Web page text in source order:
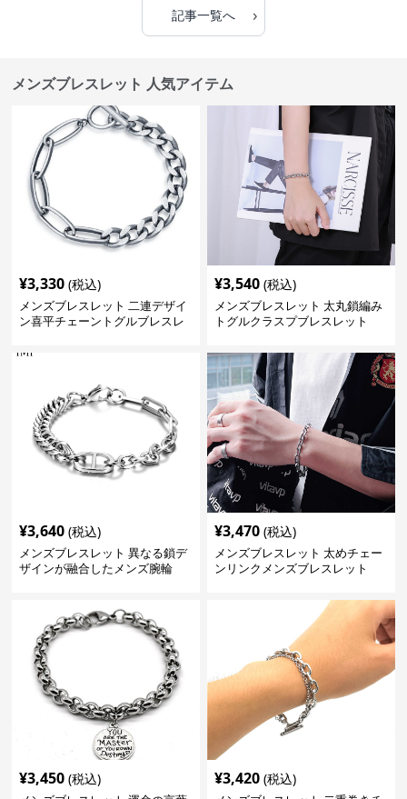
記事一覧へ ›
メンズブレスレット 人気アイテム
¥3,330 (税込)
メンズブレスレット 二連デザイ
ン喜平チェーントグルブレスレ
¥3,540 (税込)
メンズブレスレット 太丸鎖編み
トグルクラスプブレスレット
¥3,640 (税込)
メンズブレスレット 異なる鎖デ
ザインが融合したメンズ腕輪
¥3,470 (税込)
メンズブレスレット 太めチェー
ンリンクメンズブレスレット
¥3,450 (税込) ¥3,420 (税込)